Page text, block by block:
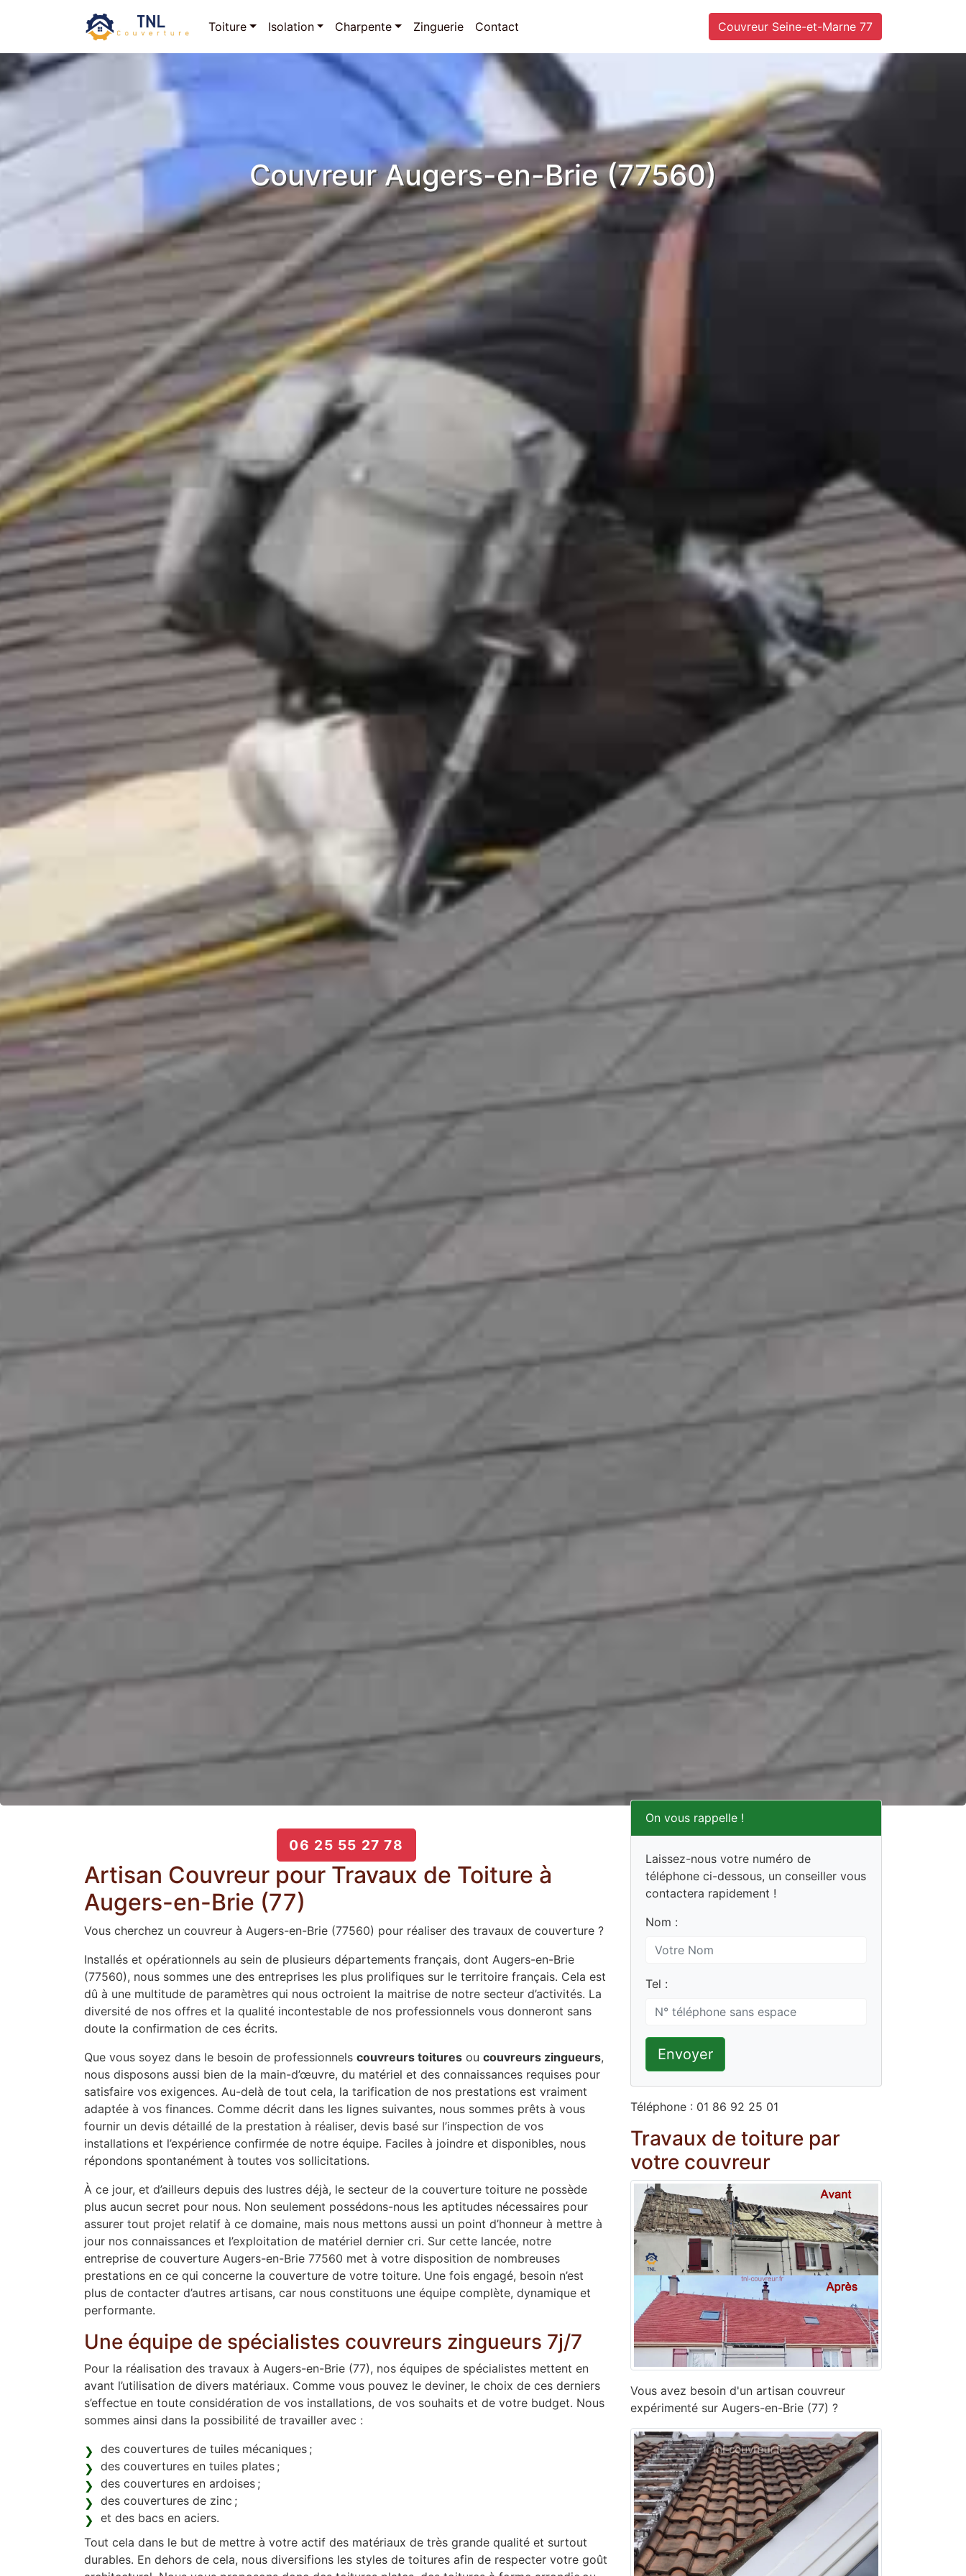
Toiture Isolation Charpente Zinguerie Contact Couvreur Seine-et-Marne 77
Couvreur Augers-en-Brie (77560)
06 25 55 27 78
Artisan Couvreur pour Travaux de Toiture à
Augers-en-Brie (77)
Vous cherchez un couvreur à Augers-en-Brie (77560) pour réaliser des travaux de couverture ?
Installés et opérationnels au sein de plusieurs départements français, dont Augers-en-Brie
(77560), nous sommes une des entreprises les plus prolifiques sur le territoire français. Cela est
dû à une multitude de paramètres qui nous octroient la maitrise de notre secteur d’activités. La
diversité de nos offres et la qualité incontestable de nos professionnels vous donneront sans
doute la confirmation de ces écrits.
Que vous soyez dans le besoin de professionnels couvreurs toitures ou couvreurs zingueurs,
nous disposons aussi bien de la main-d’œuvre, du matériel et des connaissances requises pour
satisfaire vos exigences. Au-delà de tout cela, la tarification de nos prestations est vraiment
adaptée à vos finances. Comme décrit dans les lignes suivantes, nous sommes prêts à vous
fournir un devis détaillé de la prestation à réaliser, devis basé sur l’inspection de vos
installations et l’expérience confirmée de notre équipe. Faciles à joindre et disponibles, nous
répondons spontanément à toutes vos sollicitations.
À ce jour, et d’ailleurs depuis des lustres déjà, le secteur de la couverture toiture ne possède
plus aucun secret pour nous. Non seulement possédons-nous les aptitudes nécessaires pour
assurer tout projet relatif à ce domaine, mais nous mettons aussi un point d’honneur à mettre à
jour nos connaissances et l’exploitation de matériel dernier cri. Sur cette lancée, notre
entreprise de couverture Augers-en-Brie 77560 met à votre disposition de nombreuses
prestations en ce qui concerne la couverture de votre toiture. Une fois engagé, besoin n’est
plus de contacter d’autres artisans, car nous constituons une équipe complète, dynamique et
performante.
Une équipe de spécialistes couvreurs zingueurs 7j/7
Pour la réalisation des travaux à Augers-en-Brie (77), nos équipes de spécialistes mettent en
avant l’utilisation de divers matériaux. Comme vous pouvez le deviner, le choix de ces derniers
s’effectue en toute considération de vos installations, de vos souhaits et de votre budget. Nous
sommes ainsi dans la possibilité de travailler avec :
des couvertures de tuiles mécaniques ;
des couvertures en tuiles plates ;
des couvertures en ardoises ;
des couvertures de zinc ;
et des bacs en aciers.
Tout cela dans le but de mettre à votre actif des matériaux de très grande qualité et surtout
durables. En dehors de cela, nous diversifions les styles de toitures afin de respecter votre goût
On vous rappelle !
Laissez-nous votre numéro de
téléphone ci-dessous, un conseiller vous
contactera rapidement !
Nom :
Tel :
Envoyer
Téléphone : 01 86 92 25 01
Travaux de toiture par
votre couvreur
Vous avez besoin d'un artisan couvreur
expérimenté sur Augers-en-Brie (77) ?